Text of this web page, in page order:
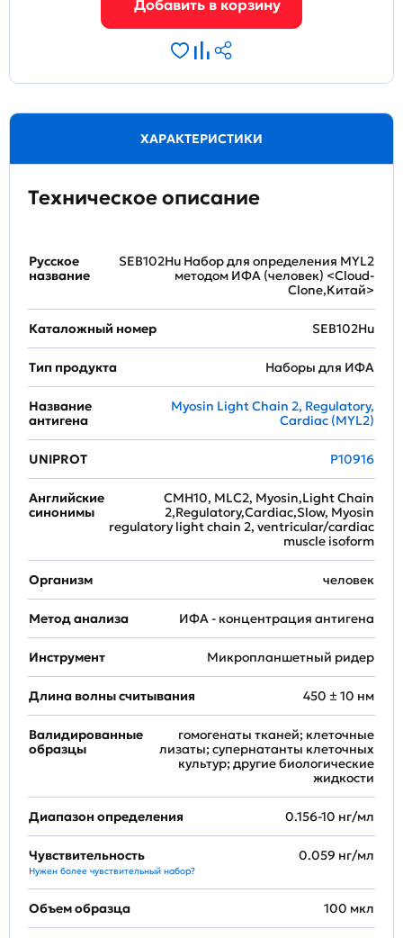
ХАРАКТЕРИСТИКИ
Техническое описание
Русское
название
SEB102Hu Набор для определения MYL2
методом ИФА (человек) <Cloud-
Clone,Китай>
Каталожный номер SEB102Hu
Тип продукта Наборы для ИФА
Название
антигена
Myosin Light Chain 2, Regulatory,
Cardiac (MYL2)
UNIPROT P10916
Английские
синонимы
CMH10, MLC2, Myosin,Light Chain
2,Regulatory,Cardiac,Slow, Myosin
regulatory light chain 2, ventricular/cardiac
muscle isoform
Организм человек
Метод анализа ИФА - концентрация антигена
Инструмент Микропланшетный ридер
Длина волны считывания 450 ± 10 нм
Валидированные
образцы
гомогенаты тканей; клеточные
лизаты; супернатанты клеточных
культур; другие биологические
жидкости
Диапазон определения 0.156-10 нг/мл
Чувствительность
Нужен более чувствительный набор?
0.059 нг/мл
Объем образца 100 мкл